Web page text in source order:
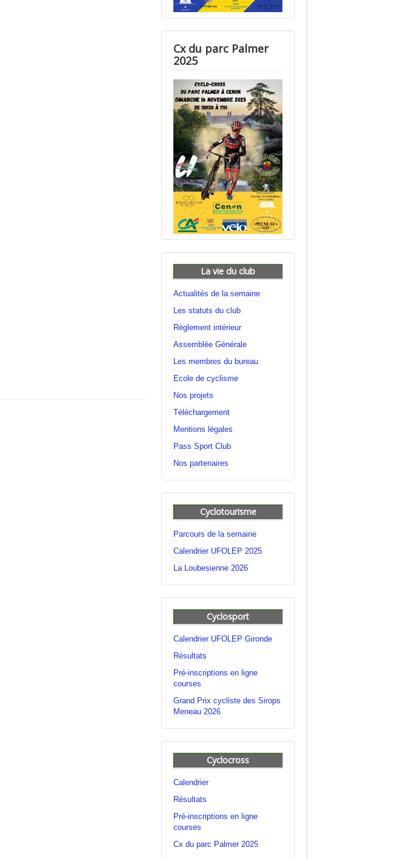
Cx du parc Palmer
2025
La vie du club
Actualités de la semaine
Les statuts du club
Règlement intérieur
Assemblée Générale
Les membres du bureau
Ecole de cyclisme
Nos projets
Téléchargement
Mentions légales
Pass Sport Club
Nos partenaires
Cyclotourisme
Parcours de la semaine
Calendrier UFOLEP 2025
La Loubesienne 2026
Cyclosport
Calendrier UFOLEP Gironde
Résultats
Pré-inscriptions en ligne
courses
Grand Prix cycliste des Sirops
Meneau 2026
Cyclocross
Calendrier
Résultats
Pré-inscriptions en ligne
courses
Cx du parc Palmer 2025